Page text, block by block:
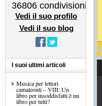
36806 condivisioni
Vedi il suo profilo
Vedi il suo blog
I suoi ultimi articoli
Musica per lettori
camaleonti – VIII: Un
libro per insoddisfatti è un
libro per tutti?